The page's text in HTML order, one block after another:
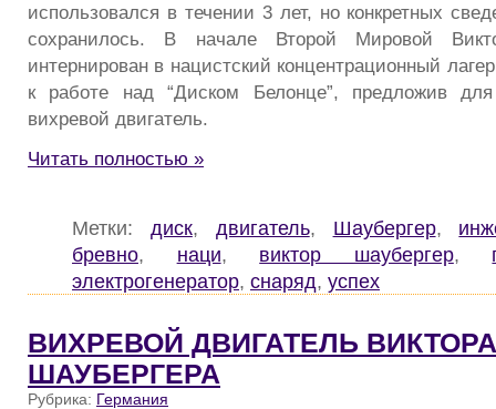
использовался в течении 3 лет, но конкретных
сохранилось. В начале Второй Мировой
интернирован в нацистский концентрационный
к работе над “Диском Белонце”, предложив
вихревой двигатель.
Читать полностью »
Метки: диск, двигатель, Шаубергер,
бревно, наци, виктор шаубергер,
электрогенератор, снаряд, успех
ВИХРЕВОЙ ДВИГАТЕЛЬ ВИКТОРА
ШАУБЕРГЕРА
Рубрика: Германия